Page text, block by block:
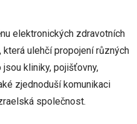
elektronických zdravotních
ulehčí propojení různých
kliniky, pojišťovny,
zjednoduší komunikaci
společnost.